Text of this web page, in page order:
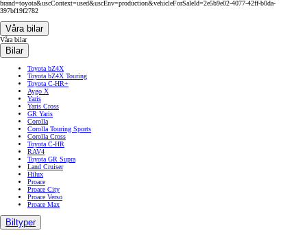
brand=toyota&uscContext=used&uscEnv=production&vehicleForSaleId=2e5b9e02-4077-42ff-b0da-
397bf19f2782
Våra bilar
Våra bilar
Bilar
Toyota bZ4X
Toyota bZ4X Touring
Toyota C-HR+
Aygo X
Yaris
Yaris Cross
GR Yaris
Corolla
Corolla Touring Sports
Corolla Cross
Toyota C-HR
RAV4
Toyota GR Supra
Land Cruiser
Hilux
Proace
Proace City
Proace Verso
Proace Max
Biltyper